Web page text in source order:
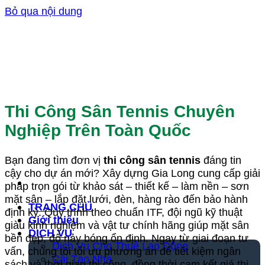
Bỏ qua nội dung
TRANG CHỦ
Giới thiệu
DỊCH VỤ
Dịch Vụ Cho Thuê Lao Động
Cải Tạo Nhà
Thi Công Sân Tennis Chuyên
Nghiệp Trên Toàn Quốc
Bạn đang tìm đơn vị thi công sân tennis đáng tin
cậy cho dự án mới? Xây dựng Gia Long cung cấp giải
pháp trọn gói từ khảo sát – thiết kế – làm nền – sơn
mặt sân – lắp đặt lưới, đèn, hàng rào đến bảo hành
định kỳ. Quy trình theo chuẩn ITF, đội ngũ kỹ thuật
giàu kinh nghiệm và vật tư chính hãng giúp mặt sân
bền đẹp, độ nảy bóng ổn định. Ngay từ giai đoạn tư
vấn, chúng tôi tối ưu phương án để tiết kiệm ngân